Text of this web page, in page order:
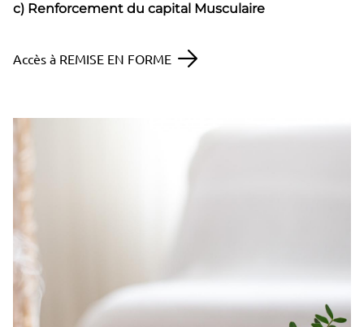
c) Renforcement du capital Musculaire
Accès à REMISE EN FORME